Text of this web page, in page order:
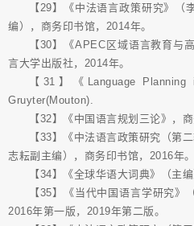
【29】《中法语言政策研究》
编），商务印书馆，2014年。
【30】《APEC区域语言教育与
言大学出版社，2014年。
【31】《Language
Gruyter(Mouton).
【32】《中国语言规划三论》，
【33】《中法语言政策研究（第
志耘副主编），商务印书馆，2016年。
【34】《全球华语大词典》（主
【35】《当代中国语言学研究》
2016年第一版，2019年第二版。